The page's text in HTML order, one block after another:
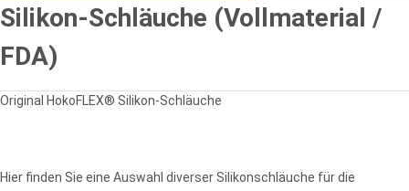
Silikon-Schläuche (Vollmaterial /
FDA)
Original HokoFLEX® Silikon-Schläuche
Hier finden Sie eine Auswahl diverser Silikonschläuche für die